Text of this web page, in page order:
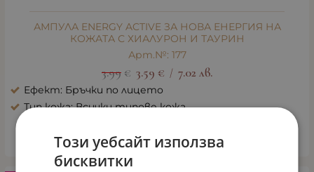
АМПУЛА ENERGY ACTIVE ЗА НОВА ЕНЕРГИЯ НА
КОЖАТА С ХИАЛУРОН И ТАУРИН
Арт.№: 177
3.99 € 3.59 € / 7.02 лв.
Ефект: Бръчки по лицето
Тип кожа: Всички типове кожа
КУПИ
Този уебсайт използва
бисквитки